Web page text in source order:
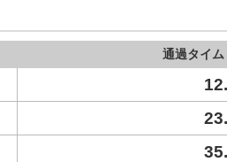
通過タイム